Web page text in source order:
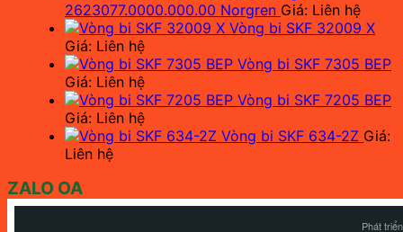
2623077.0000.000.00 Norgren Giá: Liên hệ
Vòng bi SKF 32009 X
Giá: Liên hệ
Vòng bi SKF 7305 BEP
Giá: Liên hệ
Vòng bi SKF 7205 BEP
Giá: Liên hệ
Vòng bi SKF 634-2Z Giá:
Liên hệ
ZALO OA